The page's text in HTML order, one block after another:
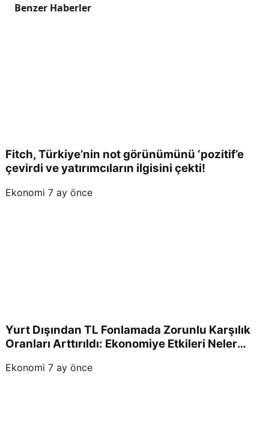
ıları
esi
cel
Bilgi
Benzer Haberler
Fitch, Türkiye’nin not görünümünü ‘pozitif’e
çevirdi ve yatırımcıların ilgisini çekti!
Ekonomi 7 ay önce
Yurt Dışından TL Fonlamada Zorunlu Karşılık
Oranları Arttırıldı: Ekonomiye Etkileri Neler
Ekonomi 7 ay önce